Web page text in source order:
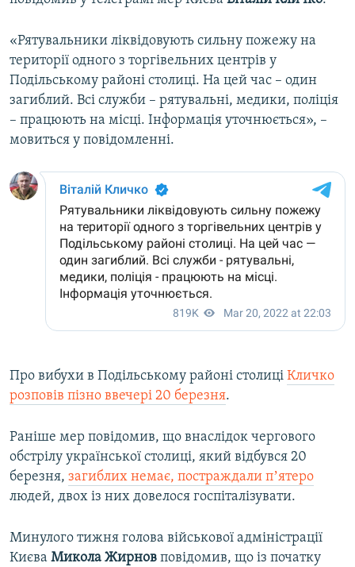
«Рятувальники ліквідовують сильну пожежу на
території одного з торгівельних центрів у
Подільському районі столиці. На цей час – один
загиблий. Всі служби – рятувальні, медики, поліція
– працюють на місці. Інформація уточнюється», –
мовиться у повідомленні.
Про вибухи в Подільському районі столиці Кличко
розповів пізно ввечері 20 березня.
Раніше мер повідомив, що внаслідок чергового
обстрілу української столиці, який відбувся 20
березня, загиблих немає, постраждали пʼятеро
людей, двох із них довелося госпіталізувати.
Минулого тижня голова військової адміністрації
Києва Микола Жирнов повідомив, що із початку